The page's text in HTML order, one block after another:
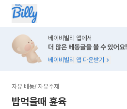
베이비빌리 앱에서
더 많은 베동글을 볼 수 있어요!
베이비빌리 앱 다운받기
자유 베동/ 자유주제
밥먹을때 휸육